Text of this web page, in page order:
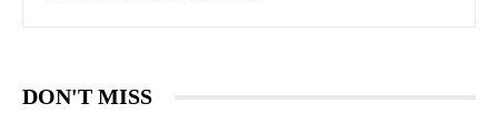
DON'T MISS